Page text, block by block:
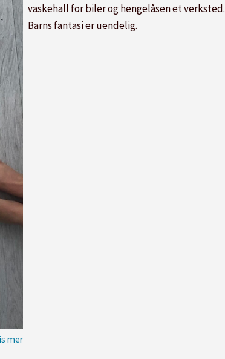
vaskehall for biler og hengelåsen et verksted.
Barns fantasi er uendelig.